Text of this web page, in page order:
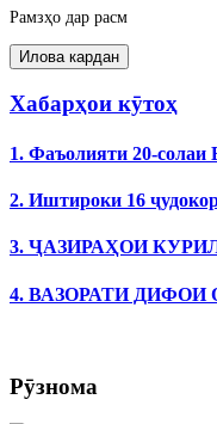
Рамзҳо дар расм
Хабарҳои кӯтоҳ
1. Фаъолияти 20-солаи
2. Иштироки 16
3. ҶАЗИРАҲОИ
4. ВАЗОРАТИ
Рӯзнома